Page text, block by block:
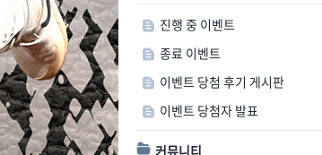
진행 중 이벤트
종료 이벤트
이벤트 당첨 후기 게시판
이벤트 당첨자 발표
커뮤니티